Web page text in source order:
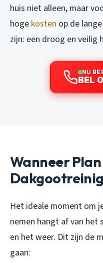
huis niet alleen, maar
hoge kosten op de
zijn: een droog en veilig
NU
BEL
Wanneer Plan
Het ideale moment om
nemen hangt af van het
en het weer. Dit zijn de
gaan: